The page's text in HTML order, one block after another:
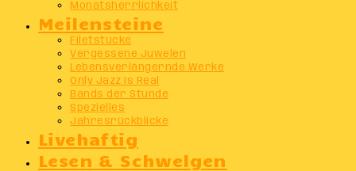
Monatsherrlichkeit
Meilensteine
Filetstücke
Vergessene Juwelen
Lebensverlängernde Werke
Only Jazz Is Real
Bands der Stunde
Spezielles
Jahresrückblicke
Livehaftig
Lesen & Schwelgen